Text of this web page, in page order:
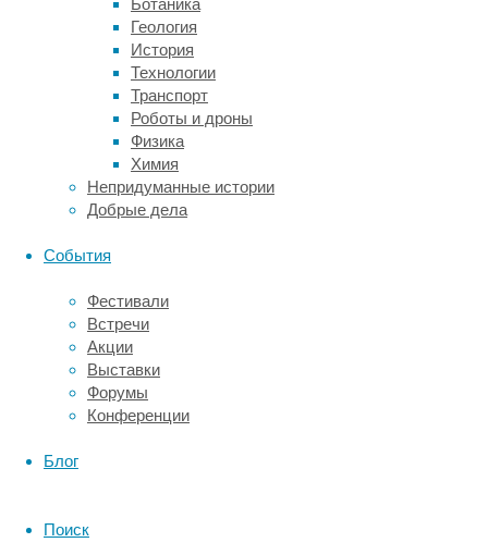
Ботаника
Геология
История
Технологии
Транспорт
Роботы и дроны
Физика
Химия
Непридуманные истории
Добрые дела
События
Фестивали
Встречи
Акции
Выставки
Форумы
Конференции
Блог
Поиск
эти
умения
не
всегда
нуждались
социальном
обучении
—
некоторые
сами
их
методом
проб
и
ошибок.